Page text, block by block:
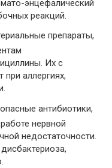
энцефалический
реакций.
препараты,
Их с
аллергиях,
антибиотики,
нервной
недостаточности.